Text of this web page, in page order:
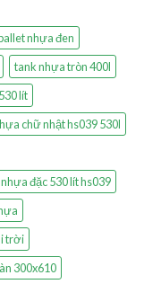
nhựa đen
tank nhựa tròn 400l
lít
chữ nhật hs039 530l
đặc 530 lít hs039
trời
300x610